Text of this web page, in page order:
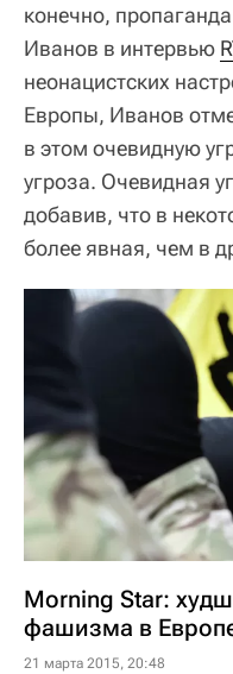
конечно,
Иванов в интервью
неонацистских
Европы, Иванов
в этом очевидную
угроза. Очевидная
добавив, что в
более явная, чем в
Morning Star:
фашизма в
21 марта 2015, 20:48